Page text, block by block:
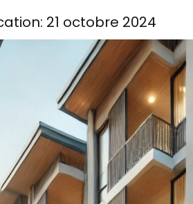
21 octobre 2024